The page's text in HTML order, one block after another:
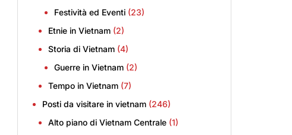
Festività ed Eventi (23)
Etnie in Vietnam (2)
Storia di Vietnam (4)
Guerre in Vietnam (2)
Tempo in Vietnam (7)
Posti da visitare in vietnam (246)
Alto piano di Vietnam Centrale (1)